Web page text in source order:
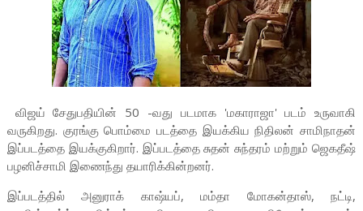
விஜய் சேதுபதியின் 50 -வது படமாக 'மகாராஜா' படம் உருவாகி
வருகிறது. குரங்கு பொம்மை படத்தை இயக்கிய நிதிலன் சாமிநாதன்
இப்படத்தை இயக்குகிறார். இப்படத்தை சுதன் சுந்தரம் மற்றும் ஜெகதீஷ்
பழனிச்சாமி இணைந்து தயாரிக்கின்றனர்.
இப்படத்தில் அனுராக் காஷ்யப், மம்தா மோகன்தாஸ், நட்டி,